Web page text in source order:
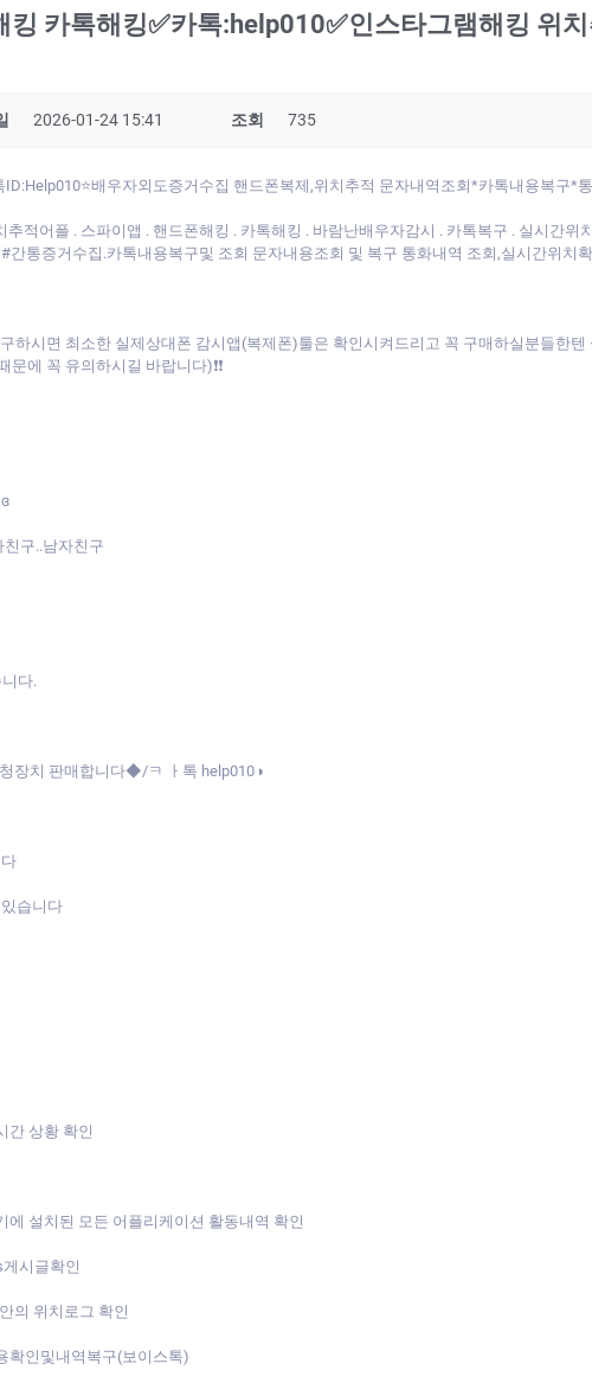
킹 카톡해킹✅카톡:help010✅인스타그램해킹 위
2026-01-24 15:41 조회 735
ID:Help010⭐배우자외도증거수집 핸드폰복제,위치추적 문자내역조회*카톡내용복구*
적어플 . 스파이앱 . 핸드폰해킹 . 카톡해킹 . 바람난배우자감시 . 카톡복구 . 실시간위
간통증거수집.카톡내용복구및 조회 문자내용조회 및 복구 통화내역 조회,실시간위치
구하시면 최소한 실제상대폰 감시앱(복제폰)툴은 확인시켜드리고 꼭 구매하실분들한
에 꼭 유의하시길 바랍니다)❗❗
구..남자친구
다.
장치 판매합니다◆/ㅋ ㅏ톡 help010◑
습니다
간 상황 확인
에 설치된 모든 어플리케이션 활동내역 확인
시글확인
의 위치로그 확인
확인및내역복구(보이스톡)